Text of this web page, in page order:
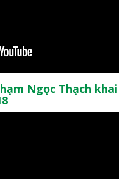
Ngọc Thạch khai